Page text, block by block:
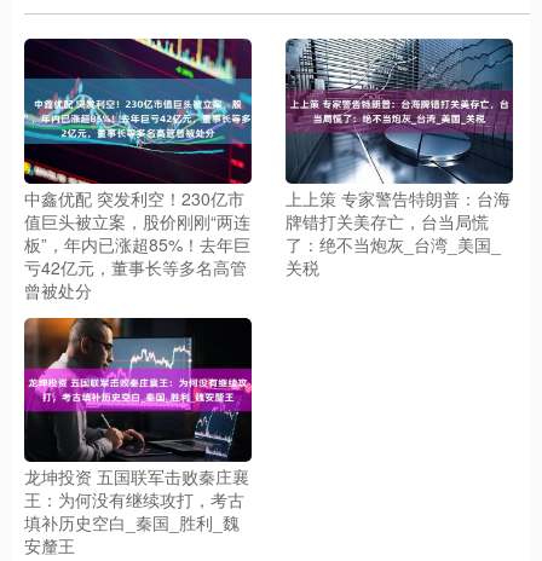
中鑫优配 突发利空！230亿市
值巨头被立案，股价刚刚“两连
板”，年内已涨超85%！去年巨
亏42亿元，董事长等多名高管
曾被处分
上上策 专家警告特朗普：台海
牌错打关美存亡，台当局慌
了：绝不当炮灰_台湾_美国_
关税
龙坤投资 五国联军击败秦庄襄
王：为何没有继续攻打，考古
填补历史空白_秦国_胜利_魏
安釐王